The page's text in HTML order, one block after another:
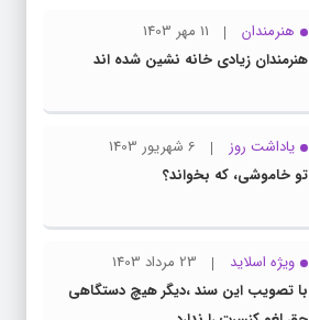
هنرمندان
11 مهر 1403
هنرمندان زیادی خانه نشین شده اند
یاداشت روز
6 شهریور 1403
تو خاموشی، که بخواند؟
ویژه اسلاید
23 مرداد 1403
با تصویب این سند ،دیگر هیچ دستگاهی